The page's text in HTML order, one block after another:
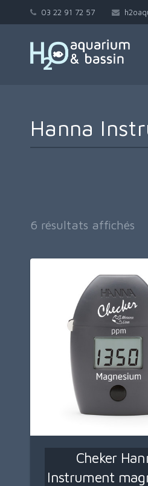
03 22 91 72 57
Hanna
6 résultats affichés
au
Cheker
Instrument